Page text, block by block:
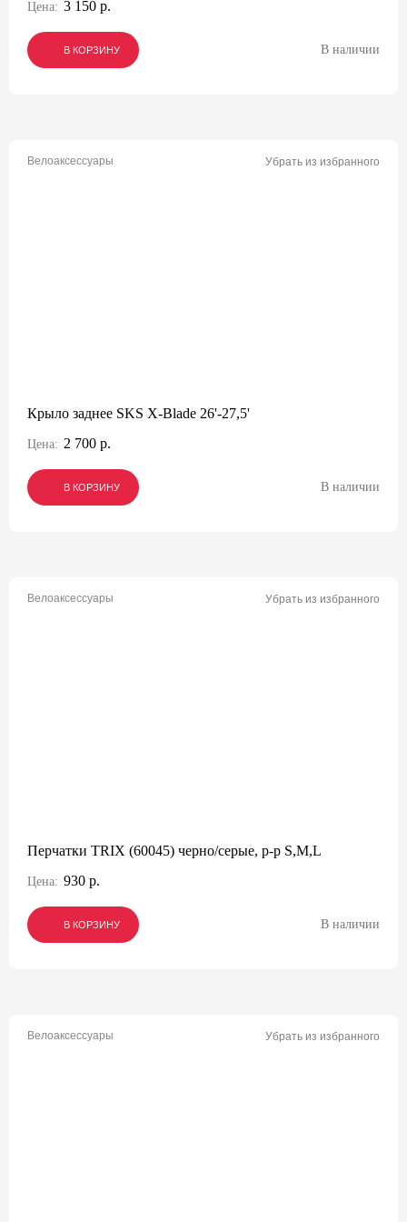
Цена: 3 150 р.
В КОРЗИНУ
В КОРЗИНУ
В КОРЗИНУ В наличии
Велоаксессуары Убрать из избранного
Крыло заднее SKS X-Blade 26'-27,5'
Цена: 2 700 р.
В КОРЗИНУ
В КОРЗИНУ
В КОРЗИНУ В наличии
Велоаксессуары Убрать из избранного
Перчатки TRIX (60045) черно/серые, р-р S,M,L
Цена: 930 р.
В КОРЗИНУ
В КОРЗИНУ
В КОРЗИНУ В наличии
Велоаксессуары Убрать из избранного